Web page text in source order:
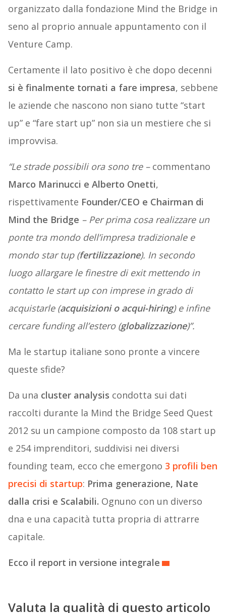
organizzato dalla fondazione Mind the Bridge in
seno al proprio annuale appuntamento con il
Venture Camp.
Certamente il lato positivo è che dopo decenni
si è finalmente tornati a fare impresa, sebbene
le aziende che nascono non siano tutte “start
up” e “fare start up” non sia un mestiere che si
improvvisa.
“Le strade possibili ora sono tre – commentano
Marco Marinucci e Alberto Onetti,
rispettivamente Founder/CEO e Chairman di
Mind the Bridge – Per prima cosa realizzare un
ponte tra mondo dell’impresa tradizionale e
mondo star tup (fertilizzazione). In secondo
luogo allargare le finestre di exit mettendo in
contatto le start up con imprese in grado di
acquistarle (acquisizioni o acqui-hiring) e infine
cercare funding all’estero (globalizzazione)”.
Ma le startup italiane sono pronte a vincere
queste sfide?
Da una cluster analysis condotta sui dati
raccolti durante la Mind the Bridge Seed Quest
2012 su un campione composto da 108 start up
e 254 imprenditori, suddivisi nei diversi
founding team, ecco che emergono 3 profili ben
precisi di startup: Prima generazione, Nate
dalla crisi e Scalabili. Ognuno con un diverso
dna e una capacità tutta propria di attrarre
capitale.
Ecco il report in versione integrale
Valuta la qualità di questo articolo